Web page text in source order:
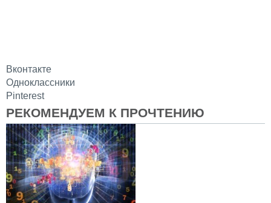
Вконтакте
Одноклассники
Pinterest
РЕКОМЕНДУЕМ К ПРОЧТЕНИЮ